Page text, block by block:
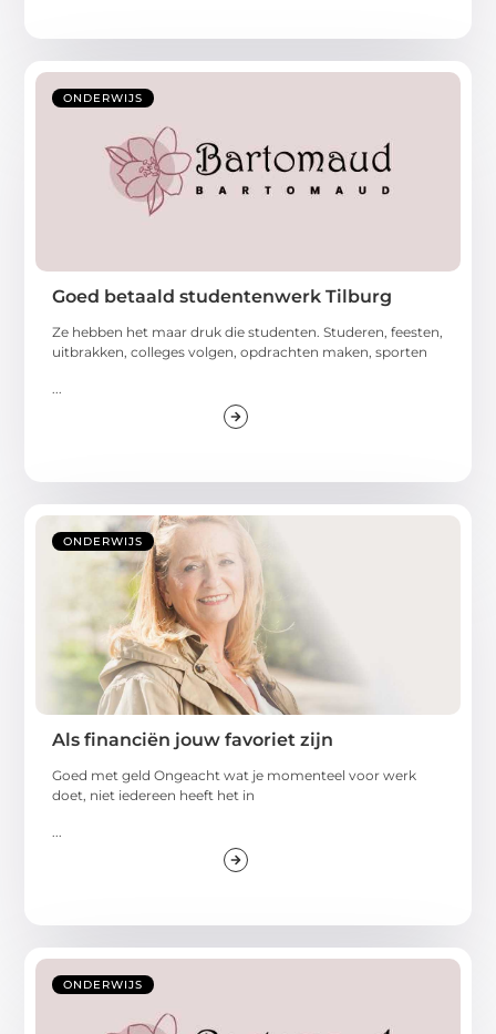
ONDERWIJS
Goed betaald studentenwerk Tilburg
Ze hebben het maar druk die studenten. Studeren, feesten,
uitbrakken, colleges volgen, opdrachten maken, sporten
ONDERWIJS
Als financiën jouw favoriet zijn
Goed met geld Ongeacht wat je momenteel voor werk
doet, niet iedereen heeft het in
ONDERWIJS